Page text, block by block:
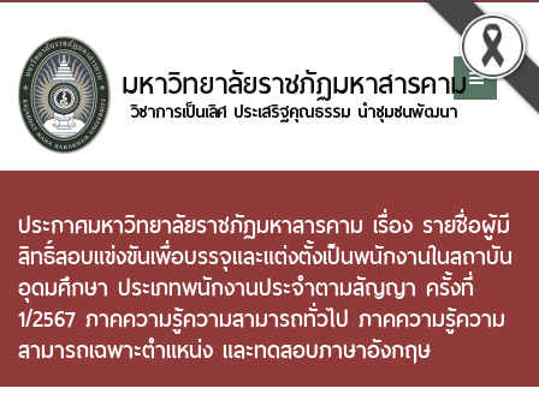
ประกาศมหาวิทยาลัยราชภัฏมหาสารคาม เรื่อง รายชื่อผู้มี
สิทธิ์สอบแข่งขันเพื่อบรรจุและแต่งตั้งเป็นพนักงานในสถาบัน
อุดมศึกษา ประเภทพนักงานประจำตามสัญญา ครั้งที่
1/2567 ภาคความรู้ความสามารถทั่วไป ภาคความรู้ความ
สามารถเฉพาะตำแหน่ง และทดสอบภาษาอังกฤษ